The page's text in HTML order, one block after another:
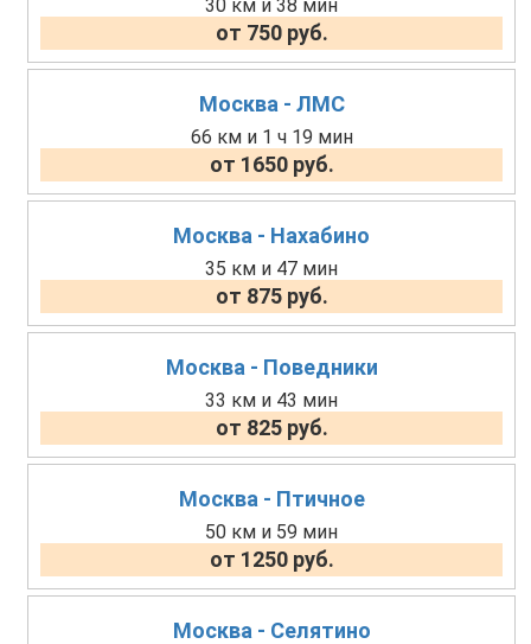
30 км и 38 мин
от 750 руб.
Москва - ЛМС
66 км и 1 ч 19 мин
от 1650 руб.
Москва - Нахабино
35 км и 47 мин
от 875 руб.
Москва - Поведники
33 км и 43 мин
от 825 руб.
Москва - Птичное
50 км и 59 мин
от 1250 руб.
Москва - Селятино